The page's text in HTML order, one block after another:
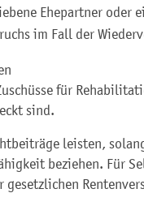
Ehepartner oder
im Fall der
für
sind.
leisten,
beziehen. Für